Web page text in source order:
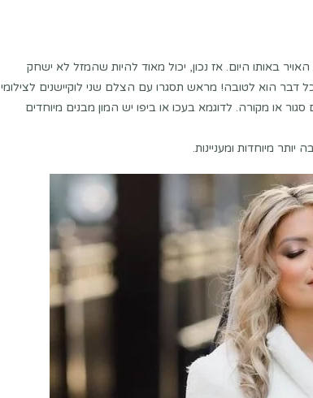
באותו היום. אז נכון, יכול מאוד להיות שהמזל לא ישחק
דבר הוא לטובה! מראש תסגרו עם הצלם שני לוקיישנים לצילומי
או מקורה. לדוגמא בעכו או ביפו יש המון מבנים מיוחדים
מיוחדות ומעניינות.